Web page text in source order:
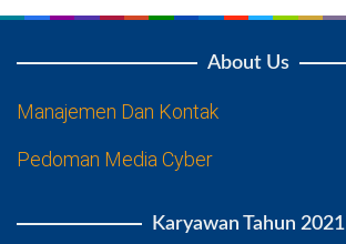
About Us
Manajemen Dan Kontak
Pedoman Media Cyber
Karyawan Tahun 2021